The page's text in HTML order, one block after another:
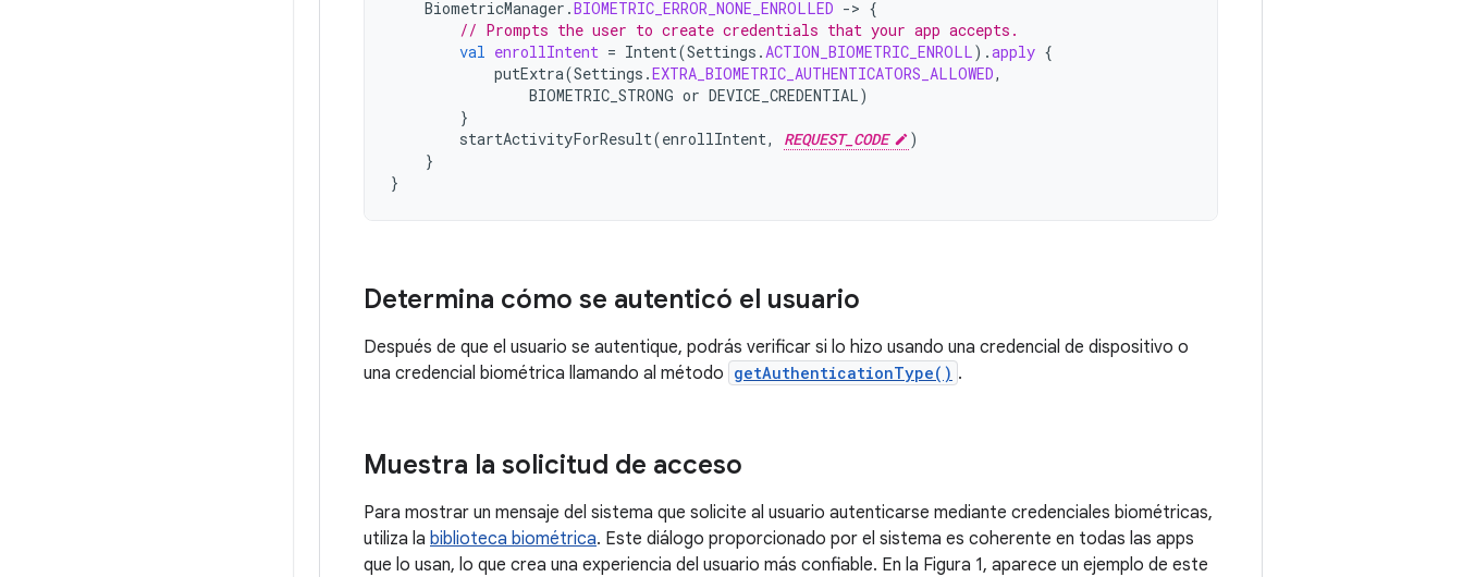
BiometricManager .BIOMETRIC_ERROR_NONE_ENROLLED -> {
// Prompts the user to create credentials that your app accepts.
val enrollIntent = Intent(Settings .ACTION_BIOMETRIC_ENROLL).apply {
putExtra(Settings .EXTRA_BIOMETRIC_AUTHENTICATORS_ALLOWED,
BIOMETRIC_STRONG or DEVICE_CREDENTIAL)
}
startActivityForResult(enrollIntent, REQUEST_CODE
)
}
}
Determina cómo se autenticó el usuario
Después de que el usuario se autentique, podrás verificar si lo hizo usando una credencial de dispositivo o
una credencial biométrica llamando al método getAuthenticationType() .
Muestra la solicitud de acceso
Para mostrar un mensaje del sistema que solicite al usuario autenticarse mediante credenciales biométricas,
utiliza la biblioteca biométrica. Este diálogo proporcionado por el sistema es coherente en todas las apps
que lo usan, lo que crea una experiencia del usuario más confiable. En la Figura 1, aparece un ejemplo de este